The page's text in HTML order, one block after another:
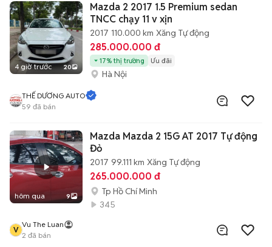
4 giờ trước 20
Mazda 2 2017 1.5 Premium sedan
TNCC chạy 11 v xịn
2017 110.000 km Xăng Tự động
285.000.000 đ
17% thị trường Ưu đãi
Hà Nội
THẾ DƯƠNG AUTO
59 đã bán
hôm qua 9
Mazda Mazda 2 15G AT 2017 Tự động
Đỏ
2017 99.111 km Xăng Tự động
265.000.000 đ
Tp Hồ Chí Minh
345
V
Vu The Luan
2 đã bán